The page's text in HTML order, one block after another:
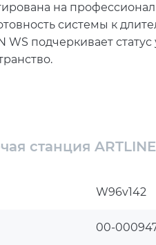
на
системы к
WS подчеркивает
обработкой
высокий класс
работает с
и несколькими
станция
W96v142
00-